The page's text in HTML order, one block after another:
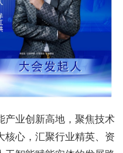
产业创新高地，聚焦技术
核心，汇聚行业精英、资